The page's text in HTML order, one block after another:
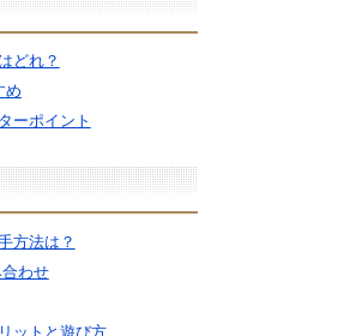
どれ？
め
ーポイント
方法は？
わせ
ットと遊び方